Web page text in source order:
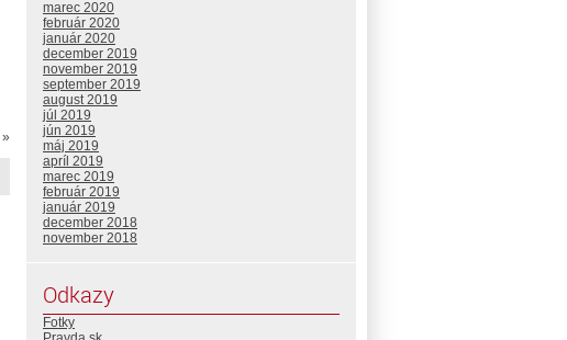
»
marec 2020
február 2020
január 2020
december 2019
november 2019
september 2019
august 2019
júl 2019
jún 2019
máj 2019
apríl 2019
marec 2019
február 2019
január 2019
december 2018
november 2018
Odkazy
Fotky